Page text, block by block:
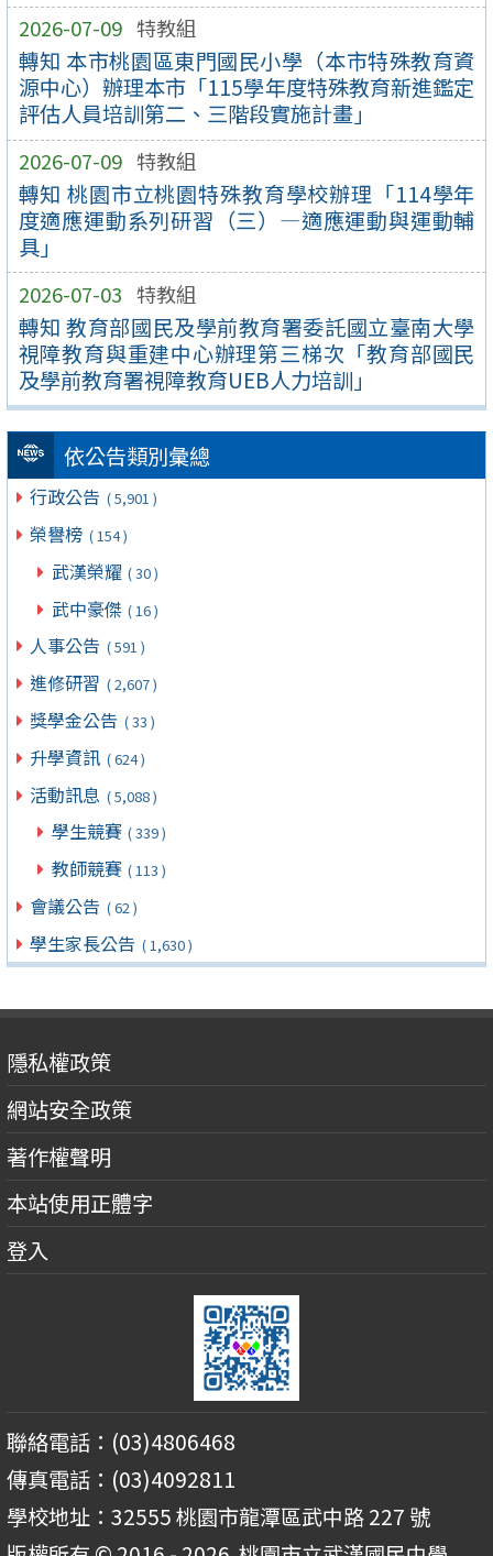
2026-07-09 特教組
轉知 本市桃園區東門國民小學（本市特殊教育資
源中心）辦理本市「115學年度特殊教育新進鑑定
評估人員培訓第二、三階段實施計畫」
2026-07-09 特教組
轉知 桃園市立桃園特殊教育學校辦理「114學年
度適應運動系列研習（三）—適應運動與運動輔
具」
2026-07-03 特教組
轉知 教育部國民及學前教育署委託國立臺南大學
視障教育與重建中心辦理第三梯次「教育部國民
及學前教育署視障教育UEB人力培訓」
依公告類別彙總
行政公告 ( 5,901 )
榮譽榜 ( 154 )
武漢榮耀 ( 30 )
武中豪傑 ( 16 )
人事公告 ( 591 )
進修研習 ( 2,607 )
獎學金公告 ( 33 )
升學資訊 ( 624 )
活動訊息 ( 5,088 )
學生競賽 ( 339 )
教師競賽 ( 113 )
會議公告 ( 62 )
學生家長公告 ( 1,630 )
隱私權政策
網站安全政策
著作權聲明
本站使用正體字
登入
聯絡電話：(03)4806468
傳真電話：(03)4092811
學校地址：32555 桃園市龍潭區武中路 227 號